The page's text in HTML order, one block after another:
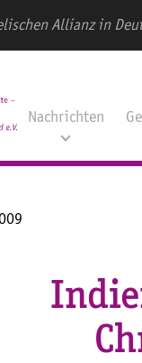
Allianz in
Nachrichten